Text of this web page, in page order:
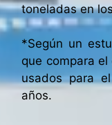
toneladas en
*Según un
que compara
usados para
años.